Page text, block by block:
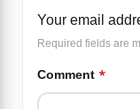
Your email
Required fields are
Comment *